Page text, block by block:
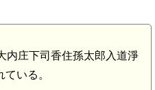
内庄下司香住孫太郎入道淨
いる。